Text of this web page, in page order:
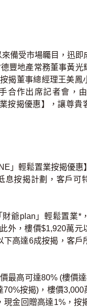
備受市場矚目，迅即
豐地產常務董事黃光
揭董事總經理王美鳳
合作出席記者會，
按揭優惠】，讓尊貴
」輕鬆置業按揭優惠
息按揭計劃，客戶可
爺plan」輕鬆置業*
外，樓價$1,920萬元
高達6成按揭，客戶
最高可達80% (樓價
按揭)，樓價3,000
金回贈高達1%，按